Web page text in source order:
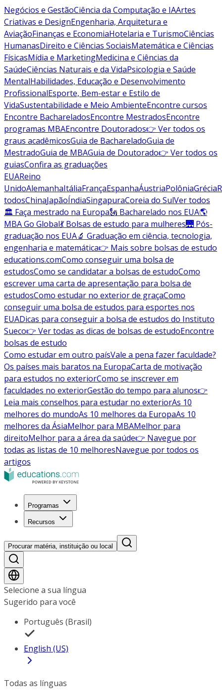
Negócios e GestãoCiência da Computação e IAArtes
Criativas e DesignEngenharia, Arquitetura e
AviaçãoFinanças e EconomiaHotelaria e TurismoCiências
HumanasDireito e Ciências SociaisMatemática e Ciências
FísicasMídia e MarketingMedicina e Ciências da
SaúdeCiências Naturais e da VidaPsicologia e Saúde
MentalHabilidades, Educação e Desenvolvimento
ProfissionalEsporte, Bem-estar e Estilo de
VidaSustentabilidade e Meio AmbienteEncontre cursos
Encontre BachareladosEncontre MestradosEncontre
programas MBAEncontre Doutorados👉 Ver todos os
graus acadêmicosGuia de BachareladoGuia de
MestradoGuia de MBAGuia de Doutorado👉 Ver todos os
guiasConfira as graduações
EUAReino
UnidoAlemanhaItáliaFrançaEspanhaÁustriaPolôniaGrécia
todosChinaJapãoÍndiaSingapuraCoreia do SulVer todos
🏛 Faça mestrado na Europa🗽 Bacharelado nos EUA🌎
MBA Go Global💃 Bolsas de estudo para mulheres🌉 Pós-
graduação nos EUA🔬 Graduação em ciência, tecnologia,
engenharia e matemática👉 Mais sobre bolsas de estudo
educations.comComo conseguir uma bolsa de
estudosComo se candidatar a bolsas de estudoComo
escrever uma carta de apresentação para bolsa de
estudosComo estudar no exterior de graçaComo
conseguir uma bolsa de estudos para esportes nos
EUADicas para conseguir a bolsa de estudos do Instituto
Sueco👉 Ver todas as dicas de bolsas de estudoEncontre
bolsas de estudo
Como estudar em outro paísVale a pena fazer faculdade?
Os países mais baratos na EuropaCarta de motivação
para estudos no exteriorComo se inscrever em
faculdades no exteriorGestão do tempo para alunos👉
Leia mais conselhos para estudar no exteriorAs 10
melhores do mundoAs 10 melhores da EuropaAs 10
melhores da ÁsiaMelhor para MBAMelhor para
direitoMelhor para a área da saúde👉 Navegue por
todas as listas de 10 melhoresNavegue por todos os
artigos
Programas
Recursos
Procurar matéria, instituição ou local
Selecione a sua língua
Sugerido para você
Português (Brasil)
English (US)
Todas as línguas